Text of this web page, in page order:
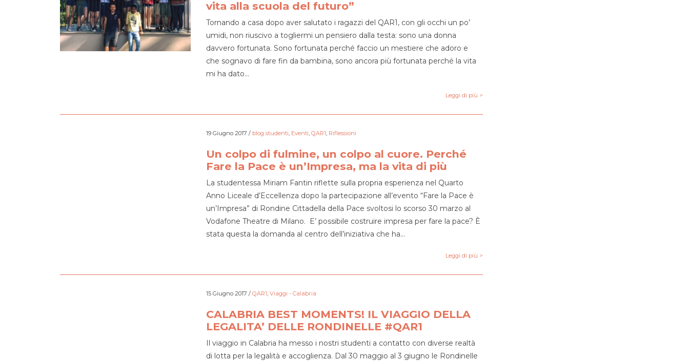
vita alla scuola del futuro”
Tornando a casa dopo aver salutato i ragazzi del QAR1, con gli occhi un po’
umidi, non riuscivo a togliermi un pensiero dalla testa: sono una donna
davvero fortunata. Sono fortunata perché faccio un mestiere che adoro e
che sognavo di fare fin da bambina, sono ancora più fortunata perché la vita
mi ha dato…
Leggi di più >
19 Giugno 2017 / blog studenti, Eventi, QAR1, Riflessioni
Un colpo di fulmine, un colpo al cuore. Perché
Fare la Pace è un’Impresa, ma la vita di più
La studentessa Miriam Fantin riflette sulla propria esperienza nel Quarto
Anno Liceale d’Eccellenza dopo la partecipazione all’evento “Fare la Pace è
un’Impresa” di Rondine Cittadella della Pace svoltosi lo scorso 30 marzo al
Vodafone Theatre di Milano. E’ possibile costruire impresa per fare la pace? È
stata questa la domanda al centro dell’iniziativa che ha…
Leggi di più >
15 Giugno 2017 / QAR1, Viaggi - Calabria
CALABRIA BEST MOMENTS! IL VIAGGIO DELLA
LEGALITA’ DELLE RONDINELLE #QAR1
Il viaggio in Calabria ha messo i nostri studenti a contatto con diverse realtà
di lotta per la legalità e accoglienza. Dal 30 maggio al 3 giugno le Rondinelle